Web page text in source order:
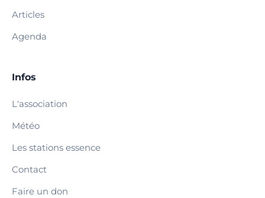
Articles
Agenda
Infos
L'association
Météo
Les stations essence
Contact
Faire un don